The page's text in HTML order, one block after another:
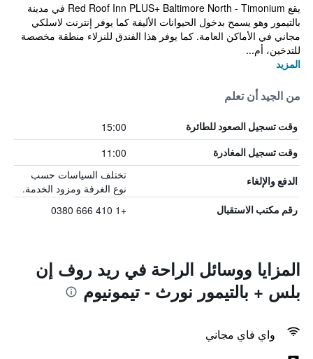
يقع Red Roof Inn PLUS+ Baltimore North - Timonium في مدينة
بالتيمور وهو يسمح بدخول الحيوانات الأليفة كما يوفر إنترنت لاسلكي
مجاني في الأماكن العامة. كما يوفر هذا الفندق للنزلاء منطقة مخصصة
للتدخين، أم...
المزيد
من الجيد أن تعلم
وقت تسجيل الصعود للطائرة 15:00
وقت تسجيل المغادرة 11:00
الدفع والإلغاء
تختلف السياسات حسب
نوع الغرفة ومزود الخدمة.
رقم مكتب الاستقبال +1 410 666 0380
المزايا ووسائل الراحة في ريد روف إن
بلس + بالتيمور نورث - تيمونيوم
واي فاي مجاني